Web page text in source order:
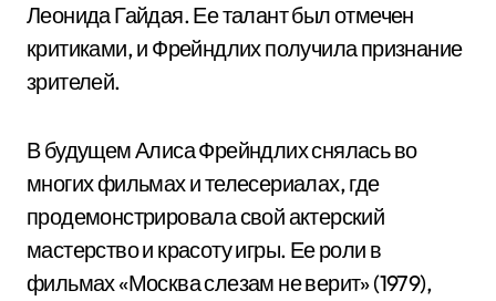
Леонида Гайдая. Ее талант был отмечен
критиками, и Фрейндлих получила признание
зрителей.
В будущем Алиса Фрейндлих снялась во
многих фильмах и телесериалах, где
продемонстрировала свой актерский
мастерство и красоту игры. Ее роли в
фильмах «Москва слезам не верит» (1979),